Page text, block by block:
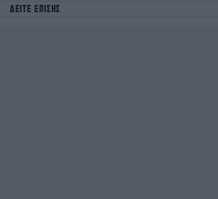
ΔΕΙΤΕ ΕΠΙΣΗΣ